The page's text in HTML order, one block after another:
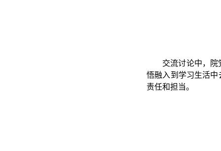
交流讨论中，
悟融入到学习生活
责任和担当。